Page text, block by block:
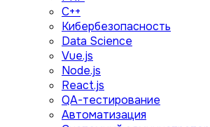
C++
Кибербезопасность
Data Science
Vue.js
Node.js
React.js
QA-тестирование
Автоматизация